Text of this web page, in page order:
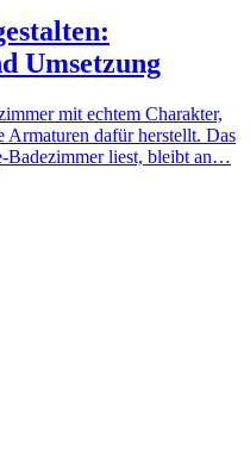
Umsetzung
mit echtem Charakter,
Armaturen dafür herstellt. Das
Badezimmer liest, bleibt an…